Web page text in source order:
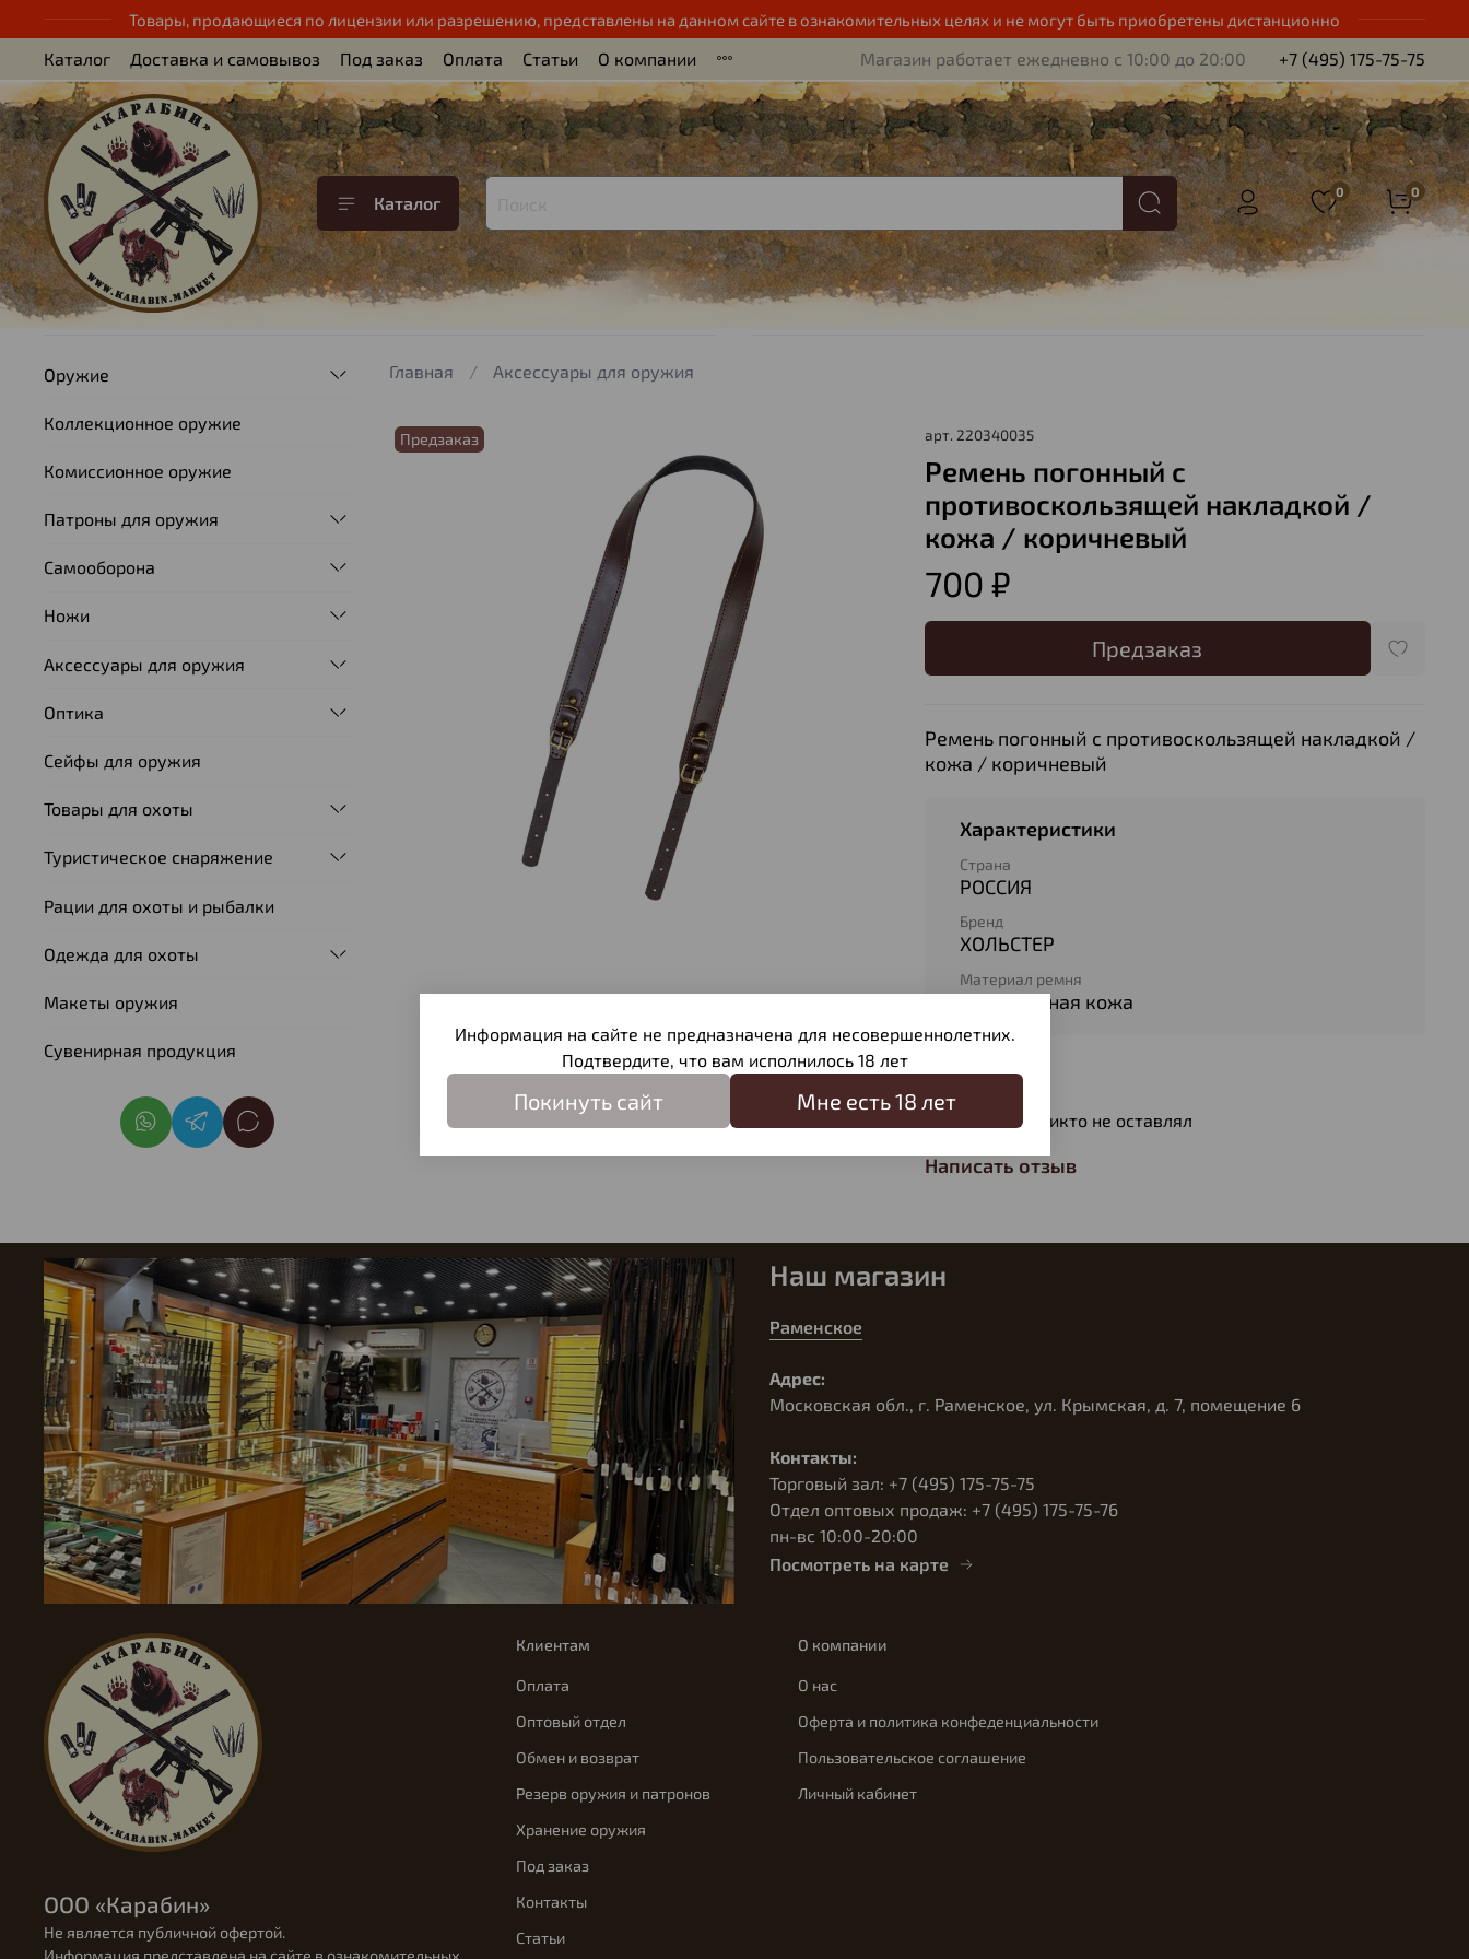
Товары, продающиеся по лицензии или разрешению, представлены на данном сайте в ознакомительных целях и не могут быть приобретены дистанционно
Каталог Доставка и самовывоз Под заказ Оплата Статьи О компании Магазин работает ежедневно с 10:00 до 20:00 +7 (495) 175-75-75
Каталог
0 0
Главная Аксессуары для оружия
Предзаказ арт. 220340035
Ремень погонный с
противоскользящей накладкой /
кожа / коричневый
700 ₽
Предзаказ
Ремень погонный с противоскользящей накладкой /
кожа / коричневый
Характеристики
Страна
РОССИЯ
Бренд
ХОЛЬСТЕР
Материал ремня
Натуральная кожа
Отзывы
Отзывов еще никто не оставлял
Написать отзыв
Оружие
Коллекционное оружие
Комиссионное оружие
Патроны для оружия
Самооборона
Ножи
Аксессуары для оружия
Оптика
Сейфы для оружия
Товары для охоты
Туристическое снаряжение
Рации для охоты и рыбалки
Одежда для охоты
Макеты оружия
Сувенирная продукция
Наш магазин
Раменское
Адрес:
Московская обл., г. Раменское, ул. Крымская, д. 7, помещение 6
Контакты:
Торговый зал: +7 (495) 175-75-75
Отдел оптовых продаж: +7 (495) 175-75-76
пн-вс 10:00-20:00
Посмотреть на карте
Клиентам
Оплата
Оптовый отдел
Обмен и возврат
Резерв оружия и патронов
Хранение оружия
Под заказ
Контакты
Статьи
О компании
О нас
Оферта и политика конфеденциальности
Пользовательское соглашение
Личный кабинет
ООО «Карабин»
Не является публичной офертой.
Информация представлена на сайте в ознакомительных
Информация на сайте не предназначена для несовершеннолетних.
Подтвердите, что вам исполнилось 18 лет
Покинуть сайт Мне есть 18 лет